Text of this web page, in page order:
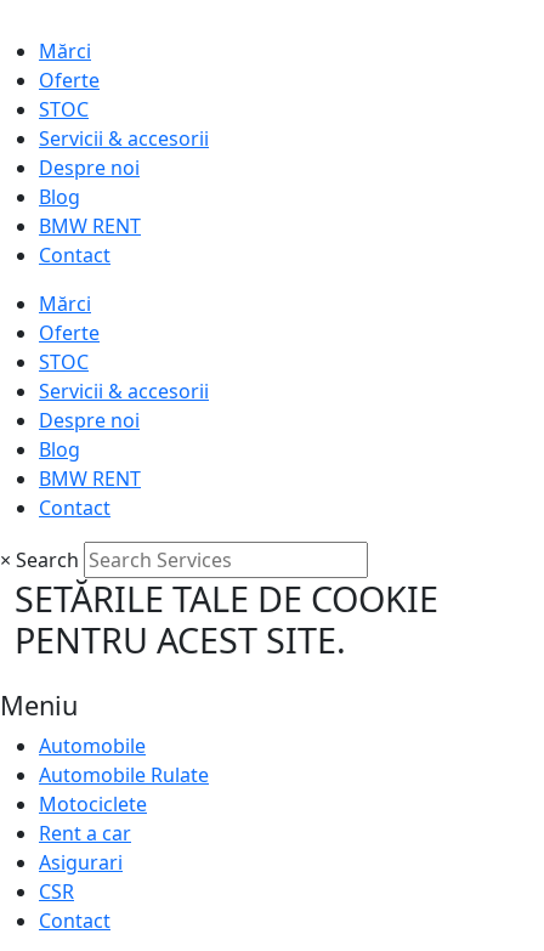
Mărci
Oferte
STOC
Servicii & accesorii
Despre noi
Blog
BMW RENT
Contact
Mărci
Oferte
STOC
Servicii & accesorii
Despre noi
Blog
BMW RENT
Contact
× Search
SETĂRILE TALE DE COOKIE
PENTRU ACEST SITE.
Meniu
Automobile
Automobile Rulate
Motociclete
Rent a car
Asigurari
CSR
Contact